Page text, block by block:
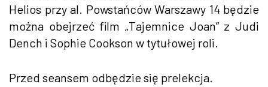
Helios przy al. Powstańców Warszawy 14 będzie
można obejrzeć film „Tajemnice Joan” z Judi
Dench i Sophie Cookson w tytułowej roli.
Przed seansem odbędzie się prelekcja.